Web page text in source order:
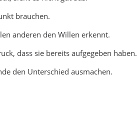
brauchen.
anderen den Willen erkennt.
dass sie bereits aufgegeben haben.
den Unterschied ausmachen.